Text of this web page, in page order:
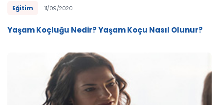
Eğitim 11/09/2020
Yaşam Koçluğu Nedir? Yaşam Koçu Nasıl Olunur?